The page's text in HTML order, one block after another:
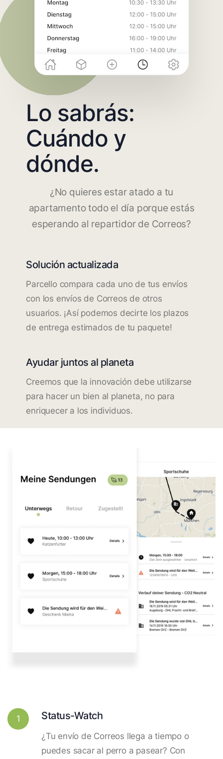
Lo sabrás:
Cuándo y
dónde.
¿No quieres estar atado a tu
apartamento todo el día porque estás
esperando al repartidor de Correos?
Solución actualizada
Parcello compara cada uno de tus envíos
con los envíos de Correos de otros
usuarios. ¡Así podemos decirte los plazos
de entrega estimados de tu paquete!
Ayudar juntos al planeta
Creemos que la innovación debe utilizarse
para hacer un bien al planeta, no para
enriquecer a los individuos.
1 Status-Watch
¿Tu envío de Correos llega a tiempo o
puedes sacar al perro a pasear? Con